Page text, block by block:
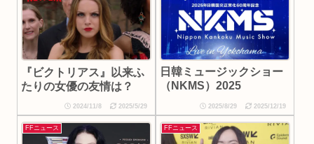
『ビクトリアス』以来ふ
たりの女優の友情は？
2024/11/8 2025/5/29
日韓ミュージックショー
（NKMS）2025
2025/8/29 2025/12/19
FFニュース FFニュース